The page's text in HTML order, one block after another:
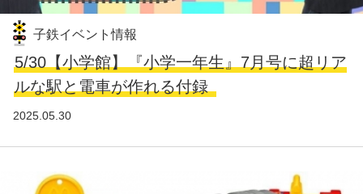
子鉄イベント情報
5/30【小学館】『小学一年生』7月号に超リア
ルな駅と電車が作れる付録
2025.05.30